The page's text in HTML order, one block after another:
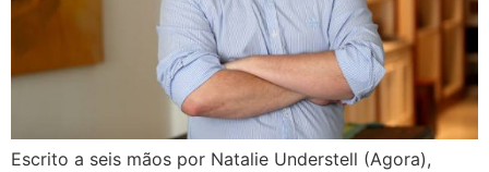
Escrito a seis mãos por Natalie Understell (Agora),